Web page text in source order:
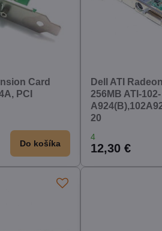
Card
PCI
Do košíka
Dell ATI
256MB ATI-102-
20
4
12,30 €